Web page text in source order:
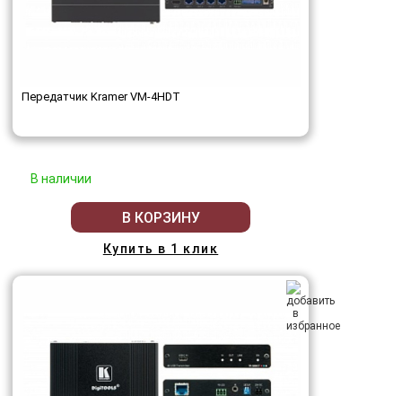
Передатчик Kramer VM-4HDT
В наличии
В КОРЗИНУ
Купить в 1 клик